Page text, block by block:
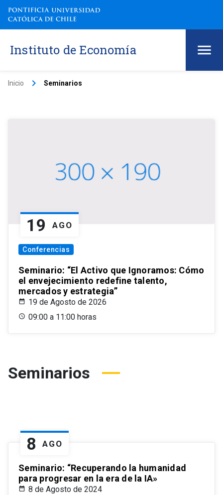
Instituto de Economía
Inicio keyboard_arrow_right Seminarios
19 AGO
Conferencias
Seminario: “El Activo que Ignoramos: Cómo
el envejecimiento redefine talento,
mercados y estrategia”
19 de Agosto de 2026
09:00 a 11:00 horas
Seminarios
8 AGO
Seminario: “Recuperando la humanidad
para progresar en la era de la IA»
8 de Agosto de 2024